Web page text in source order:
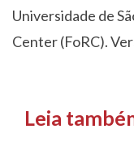
Universidade de
Center (FoRC).
Leia